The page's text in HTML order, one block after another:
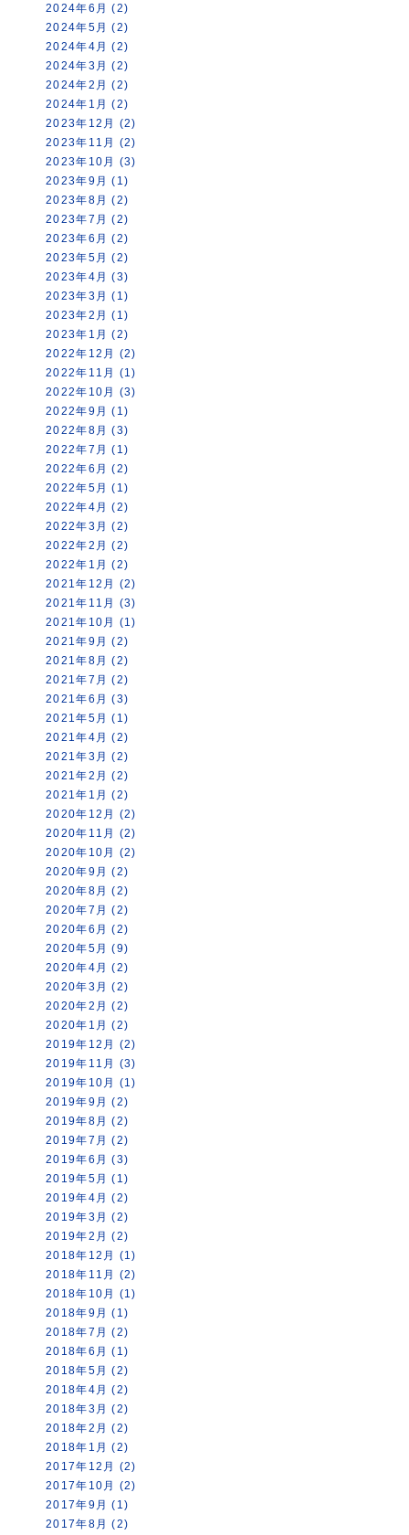
2024年6月 (2)
2024年5月 (2)
2024年4月 (2)
2024年3月 (2)
2024年2月 (2)
2024年1月 (2)
2023年12月 (2)
2023年11月 (2)
2023年10月 (3)
2023年9月 (1)
2023年8月 (2)
2023年7月 (2)
2023年6月 (2)
2023年5月 (2)
2023年4月 (3)
2023年3月 (1)
2023年2月 (1)
2023年1月 (2)
2022年12月 (2)
2022年11月 (1)
2022年10月 (3)
2022年9月 (1)
2022年8月 (3)
2022年7月 (1)
2022年6月 (2)
2022年5月 (1)
2022年4月 (2)
2022年3月 (2)
2022年2月 (2)
2022年1月 (2)
2021年12月 (2)
2021年11月 (3)
2021年10月 (1)
2021年9月 (2)
2021年8月 (2)
2021年7月 (2)
2021年6月 (3)
2021年5月 (1)
2021年4月 (2)
2021年3月 (2)
2021年2月 (2)
2021年1月 (2)
2020年12月 (2)
2020年11月 (2)
2020年10月 (2)
2020年9月 (2)
2020年8月 (2)
2020年7月 (2)
2020年6月 (2)
2020年5月 (9)
2020年4月 (2)
2020年3月 (2)
2020年2月 (2)
2020年1月 (2)
2019年12月 (2)
2019年11月 (3)
2019年10月 (1)
2019年9月 (2)
2019年8月 (2)
2019年7月 (2)
2019年6月 (3)
2019年5月 (1)
2019年4月 (2)
2019年3月 (2)
2019年2月 (2)
2018年12月 (1)
2018年11月 (2)
2018年10月 (1)
2018年9月 (1)
2018年7月 (2)
2018年6月 (1)
2018年5月 (2)
2018年4月 (2)
2018年3月 (2)
2018年2月 (2)
2018年1月 (2)
2017年12月 (2)
2017年10月 (2)
2017年9月 (1)
2017年8月 (2)